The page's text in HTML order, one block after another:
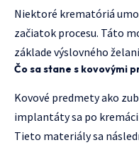
Niektoré krematóriá
začiatok procesu. Táto
základe výslovného
Čo sa stane s kovovými
Kovové predmety ako
implantáty sa po
Tieto materiály sa